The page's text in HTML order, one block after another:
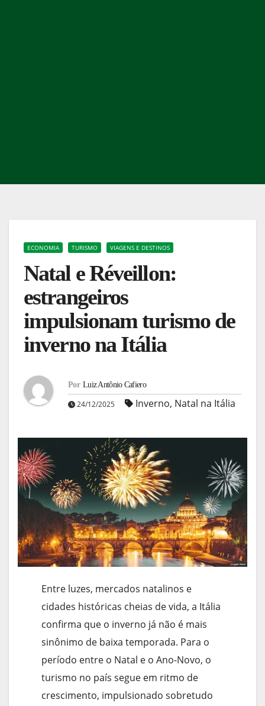
ECONOMIA TURISMO VIAGENS E DESTINOS
Natal e Réveillon:
estrangeiros
impulsionam turismo de
inverno na Itália
Por Luiz Antônio Cafiero
24/12/2025 Inverno, Natal na Itália
Entre luzes, mercados natalinos e
cidades históricas cheias de vida, a Itália
confirma que o inverno já não é mais
sinônimo de baixa temporada. Para o
período entre o Natal e o Ano-Novo, o
turismo no país segue em ritmo de
crescimento, impulsionado sobretudo